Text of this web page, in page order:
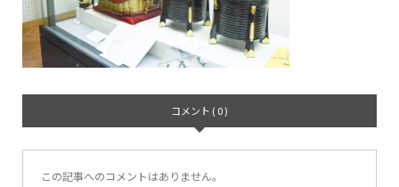
コメント ( 0 )
この記事へのコメントはありません。